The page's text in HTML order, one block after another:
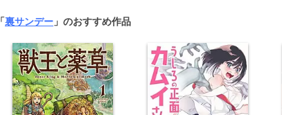
「裏サンデー 」のおすすめ作品